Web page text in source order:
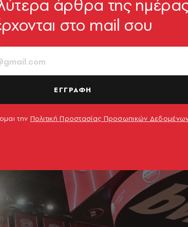
άρθρα της
στο mail σου
ΕΓΓΡΑΦΗ
την Πολιτική Προστασίας Προσωπικών